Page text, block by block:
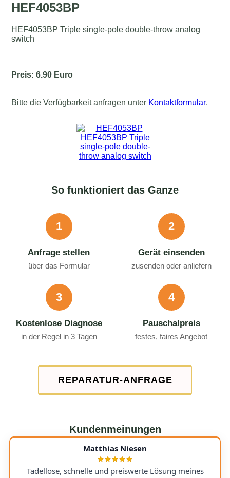
HEF4053BP
HEF4053BP Triple single-pole double-throw analog
switch
Preis: 6.90 Euro
Bitte die Verfügbarkeit anfragen unter Kontaktformular.
So funktioniert das Ganze
1
Anfrage stellen
über das Formular
2
Gerät einsenden
zusenden oder anliefern
3
Kostenlose Diagnose
in der Regel in 3 Tagen
4
Pauschalpreis
festes, faires Angebot
REPARATUR-ANFRAGE
Kundenmeinungen
Matthias Niesen
Tadellose, schnelle und preiswerte Lösung meines